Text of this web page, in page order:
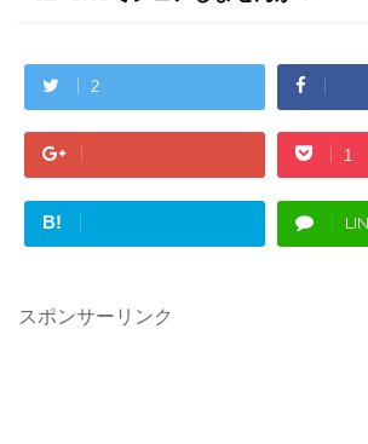
2
1
B!
スポンサーリンク